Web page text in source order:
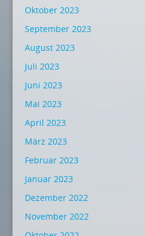
Oktober 2023
September 2023
August 2023
Juli 2023
Juni 2023
Mai 2023
April 2023
März 2023
Februar 2023
Januar 2023
Dezember 2022
November 2022